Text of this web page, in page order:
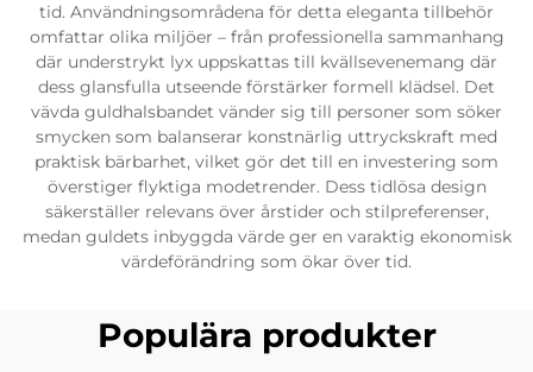
tid. Användningsområdena för detta eleganta tillbehör
omfattar olika miljöer – från professionella sammanhang
där understrykt lyx uppskattas till kvällsevenemang där
dess glansfulla utseende förstärker formell klädsel. Det
vävda guldhalsbandet vänder sig till personer som söker
smycken som balanserar konstnärlig uttryckskraft med
praktisk bärbarhet, vilket gör det till en investering som
överstiger flyktiga modetrender. Dess tidlösa design
säkerställer relevans över årstider och stilpreferenser,
medan guldets inbyggda värde ger en varaktig ekonomisk
värdeförändring som ökar över tid.
Populära produkter